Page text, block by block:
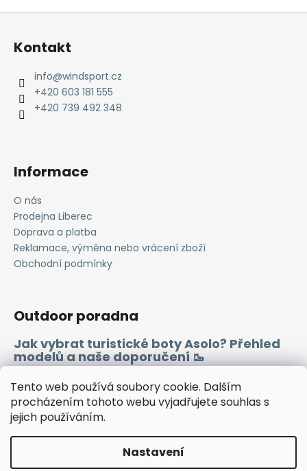
Tento web používá soubory cookie. Dalším
procházením tohoto webu vyjadřujete souhlas s
jejich používáním.
Nastavení
Z
Kontakt
info@windsport.cz
+420 603 181 555
+420 739 492 348
Informace
O nás
Prodejna Liberec
Doprava a platba
Reklamace, výměna nebo vrácení zboží
Obchodní podmínky
Outdoor poradna
Jak vybrat turistické boty Asolo? Přehled
modelů a naše doporučení 🥾